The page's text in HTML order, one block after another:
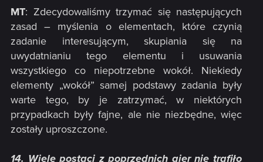
MT: Zdecydowaliśmy trzymać się następujących
zasad – myślenia o elementach, które czynią
zadanie interesującym, skupiania się na
uwydatnianiu tego elementu i usuwania
wszystkiego co niepotrzebne wokół. Niekiedy
elementy „wokół” samej podstawy zadania były
warte tego, by je zatrzymać, w niektórych
przypadkach były fajne, ale nie niezbędne, więc
zostały uproszczone.
14. Wiele postaci z poprzednich gier nie trafiło